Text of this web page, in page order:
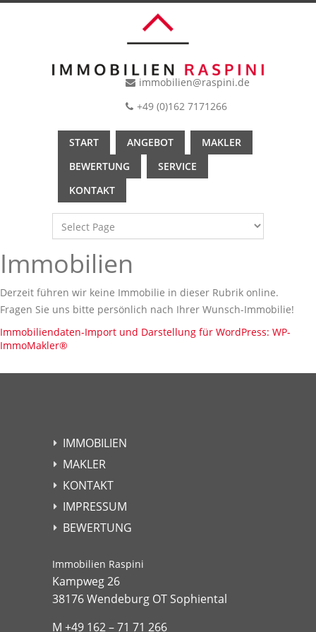
immobilien@raspini.de
+49 (0)162 7171266
START ANGEBOT
MAKLER
BEWERTUNG
SERVICE
KONTAKT
Immobilien
Derzeit führen wir keine Immobilie in dieser Rubrik online.
Fragen Sie uns bitte persönlich nach Ihrer Wunsch-Immobilie!
Immobiliendaten-Import und Darstellung für WordPress: WP-
ImmoMakler®
IMMOBILIEN
MAKLER
KONTAKT
IMPRESSUM
BEWERTUNG
Immobilien Raspini
Kampweg 26
38176 Wendeburg OT Sophiental
M +49 162 – 71 71 266